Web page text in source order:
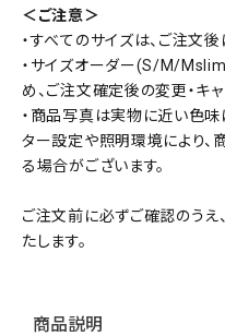
＜ご注意＞
・すべてのサイズは、ご注文
・サイズオーダー(S/M/
め、ご注文確定後の変更・キ
・商品写真は実物に近い色味
ター設定や照明環境により
る場合がございます。
ご注文前に必ずご確認のうえ
たします。
商品説明